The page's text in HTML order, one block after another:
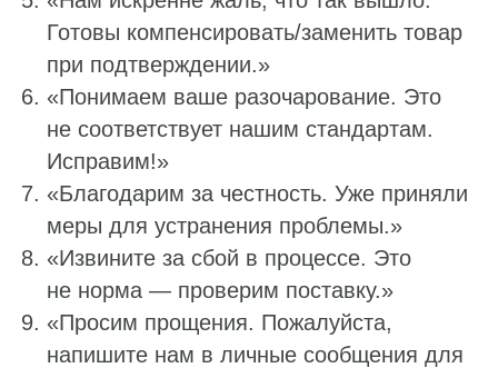
Готовы компенсировать/заменить товар
при подтверждении.»
«Понимаем ваше разочарование. Это
не соответствует нашим стандартам.
Исправим!»
«Благодарим за честность. Уже приняли
меры для устранения проблемы.»
«Извините за сбой в процессе. Это
не норма — проверим поставку.»
«Просим прощения. Пожалуйста,
напишите нам в личные сообщения для